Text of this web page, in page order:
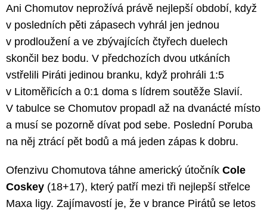
Ani Chomutov neprožívá právě nejlepší období, když
v posledních pěti zápasech vyhrál jen jednou
v prodloužení a ve zbývajících čtyřech duelech
skončil bez bodu. V předchozích dvou utkáních
vstřelili Piráti jedinou branku, když prohráli 1:5
v Litoměřicích a 0:1 doma s lídrem soutěže Slavií.
V tabulce se Chomutov propadl až na dvanácté místo
a musí se pozorně dívat pod sebe. Poslední Poruba
na něj ztrácí pět bodů a má jeden zápas k dobru.
Ofenzivu Chomutova táhne americký útočník Cole
Coskey (18+17), který patří mezi tři nejlepší střelce
Maxa ligy. Zajímavostí je, že v brance Pirátů se letos